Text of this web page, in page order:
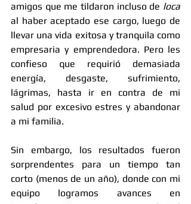
amigos que me tildaron incluso de loca
al haber aceptado ese cargo, luego de
llevar una vida exitosa y tranquila como
empresaria y emprendedora. Pero les
confieso que requirió demasiada
energía, desgaste, sufrimiento,
lágrimas, hasta ir en contra de mi
salud por excesivo estres y abandonar
a mi familia.
Sin embargo, los resultados fueron
sorprendentes para un tiempo tan
corto (menos de un año), donde con mi
equipo logramos avances en